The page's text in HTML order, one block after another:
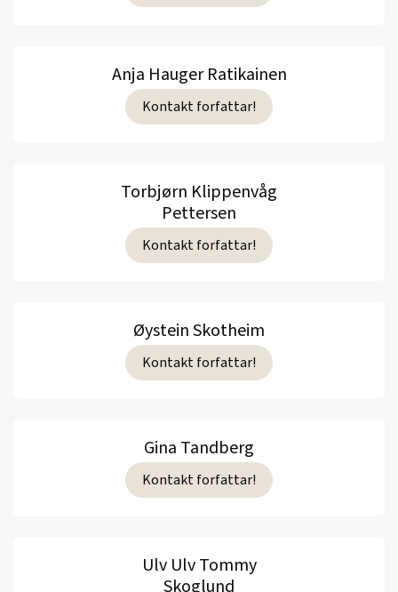
Anja Hauger Ratikainen
Kontakt forfattar!
Torbjørn Klippenvåg
Pettersen
Kontakt forfattar!
Øystein Skotheim
Kontakt forfattar!
Gina Tandberg
Kontakt forfattar!
Ulv Ulv Tommy
Skoglund